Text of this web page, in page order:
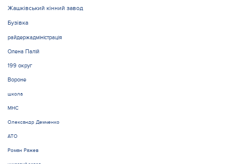
Жашківський кінний завод
Бузівка
райдержадміністрація
Олена Палій
199 округ
Вороне
школа
МНС
Олександр Демченко
АТО
Роман Ражев